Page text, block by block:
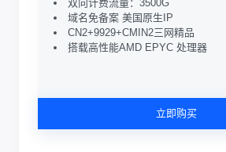
双向计费流量：3500G
域名免备案 美国原生IP
CN2+9929+CMIN2三网精品
搭载高性能AMD EPYC 处理器
立即购买